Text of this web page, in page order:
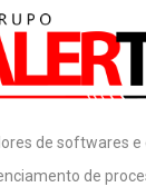
de softwares
de